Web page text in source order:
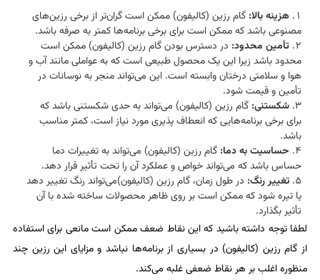
هزینه بالا: گام رزین (کالیفون) ممکن است گران‌تر از برخی رزین‌های
مصنوعی باشد که ممکن است برای برخی برنامه‌ها کمتر به صرفه باشد.
تأمین محدود: در دسترس بودن گام رزین (کالیفون) ممکن است
محدود باشد زیرا این یک محصول طبیعی است که به عواملی مانند آب و
هوا و سلامتی درختان وابسته است. این می‌تواند منجر به نوسانات در
تأمین و قیمت شود.
شکستنی: گام رزین (کالیفون) می‌تواند به حدی شکستنی باشد که
برای برخی برنامه‌هایی که انعطاف پذیری مورد نیاز است، کمتر مناسب
باشد.
حساسیت به دما: گام رزین (کالیفون) می‌تواند به تغییرات دما
حساس باشد که می‌تواند خواص و عملکرد آن را تحت تأثیر قرار دهد.
تغییر رنگ: در طول زمان، گام رزین (کالیفون)می‌تواند رنگ تغییر دهد
یا تیره شود که ممکن است بر روی ظاهر محصولات ساخته شده با آن
تأثیر بگذارد.
لطفا توجه داشته باشید که این نقاط ضعف ممکن است مانعی برای استفاده
از گام رزین (کالیفون) در بسیاری از برنامه‌ها نباشد و مزایای این رزین چند
منظوره اغلب بر هر نقاط ضعفی غلبه می‌کند.